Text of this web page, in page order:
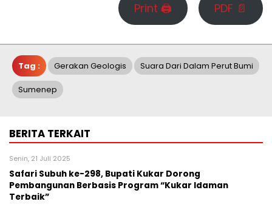
Print 🖨 PDF 📄
Tag : Gerakan Geologis Suara Dari Dalam Perut Bumi
Sumenep
BERITA TERKAIT
Senin, 21 Juli 2025
Safari Subuh ke-298, Bupati Kukar Dorong
Pembangunan Berbasis Program “Kukar Idaman
Terbaik”